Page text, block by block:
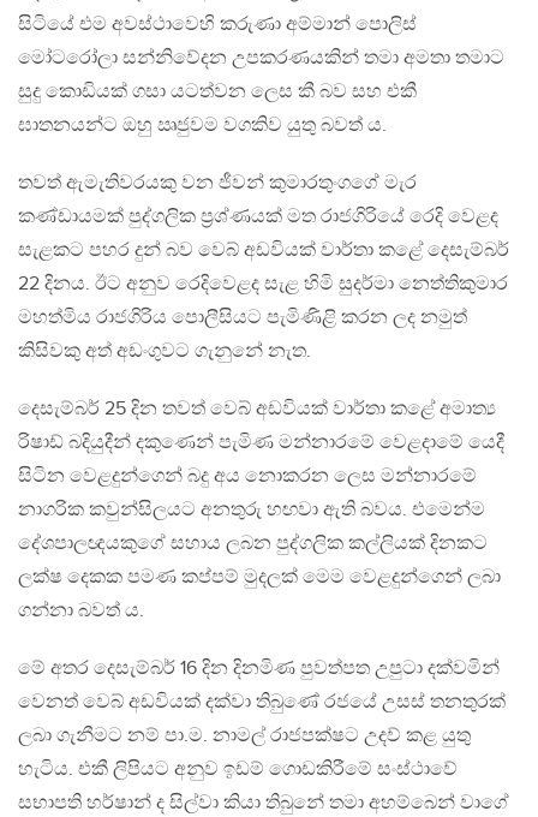
සිටියේ එම අවස්ථාවෙහි කරුණා අම්මාන් පොලිස්
මෝටරෝලා සන්නිවේදන උපකරණයකින් තමා අමතා තමාට
සුදු කොඩියක් ගසා යටත්වන ලෙස කී බව සහ එකී
ඝාතනයන්ට ඔහු ඍජුවම වගකිව යුතු බවත් ය.
තවත් ඇමැතිවරයකු වන ජීවන් කුමාරතුංගගේ මැර
කණ්ඩායමක් පුද්ගලික ප්‍රශ්ණයක් මත රාජගිරියේ රෙදි වෙළද
සැළකට පහර දුන් බව වෙබ් අඩවියක් වාර්තා කළේ දෙසැම්බර්
22 දිනය. ඊට අනුව රෙදිවෙළද සැළ හිමි සුදර්මා නෙත්තිකුමාර
මහත්මිය රාජගිරිය පොලීසියට පැමිණිළි කරන ලද නමුත්
කිසිවකු අත් අඩංගුවට ගැනුනේ නැත.
දෙසැම්බර් 25 දින තවත් වෙබ් අඩවියක් වාර්තා කළේ අමාත්‍ය
රිෂාඩ් බදියුදීන් දකුණෙන් පැමිණ මන්නාරමේ වෙළදාමේ යෙදී
සිටින වෙළදුන්ගෙන් බදු අය නොකරන ලෙස මන්නාරමේ
නාගරික කවුන්සිලයට අනතුරු හඟවා ඇති බවය. එමෙන්ම
දේශපාලඥයකුගේ සහාය ලබන පුද්ගලික කල්ලියක් දිනකට
ලක්ෂ දෙකක පමණ කප්පම් මුදලක් මෙම වෙළදුන්ගෙන් ලබා
ගන්නා බවත් ය.
මේ අතර දෙසැම්බර් 16 දින දිනමිණ පුවත්පත උපුටා දක්වමින්
වෙනත් වෙබ් අඩවියක් දක්වා තිබුණේ රජයේ උසස් තනතුරක්
ලබා ගැනීමට නම් පා.ම. නාමල් රාජපක්ෂට උදව් කළ යුතු
හැටිය. එකී ලිපියට අනුව ඉඩම් ගොඩකිරීමේ සංස්ථාවේ
සභාපති හර්ෂාන් ද සිල්වා කියා තිබුනේ තමා අහම්බෙන් වාගේ